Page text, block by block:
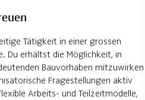
Tätigkeit in einer grossen
Du erhältst die Möglichkeit, in
Bauvorhaben mitzuwirken
Fragestellungen aktiv
Arbeits- und Teilzeitmodelle,